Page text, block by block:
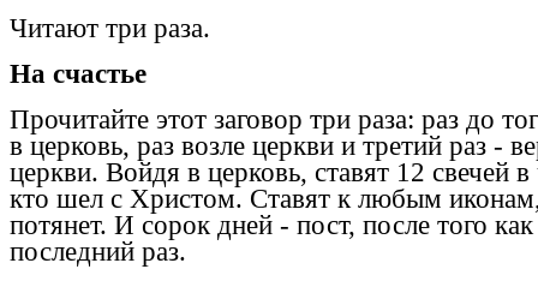
Читают три раза.
На счастье
Прочитайте этот заговор три раза: раз до
в церковь, раз возле церкви и третий раз -
церкви. Войдя в церковь, ставят 12 свечей в
кто шел с Христом. Ставят к любым
потянет. И сорок дней - пост, после того как
последний раз.